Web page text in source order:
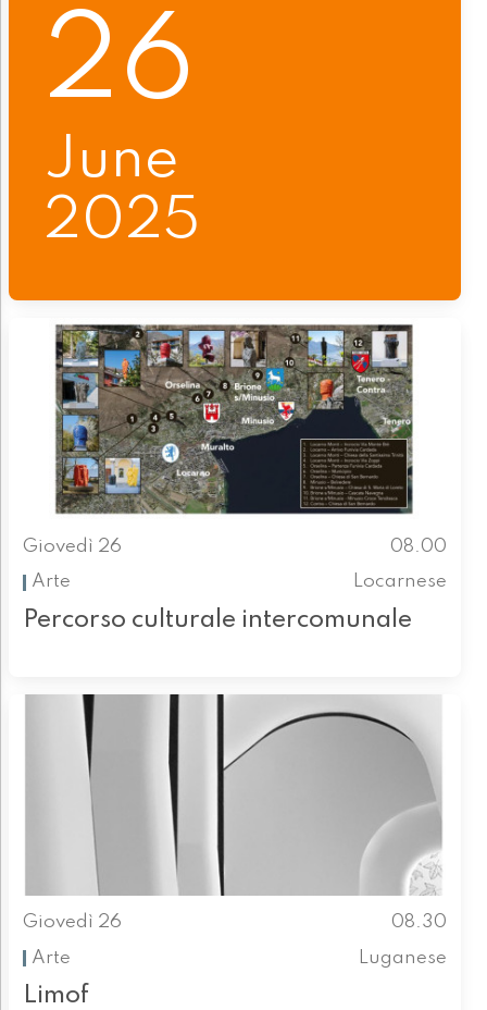
26
June
2025
Giovedì 26
08.00
Arte
Locarnese
Percorso culturale intercomunale
Giovedì 26
08.30
Arte
Luganese
Limof